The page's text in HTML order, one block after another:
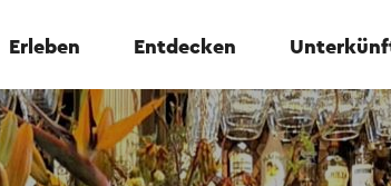
Erleben Entdecken